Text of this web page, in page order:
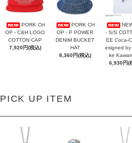
PORK CH
OP - C&H LOGO
COTTON CAP
7,920円(税込)
PORK CH
OP - P POWER
DENIM BUCKET
HAT
8,360円(税込)
- S/S
EE Coca-
esigned by
ke
6,930円(
PICK UP ITEM